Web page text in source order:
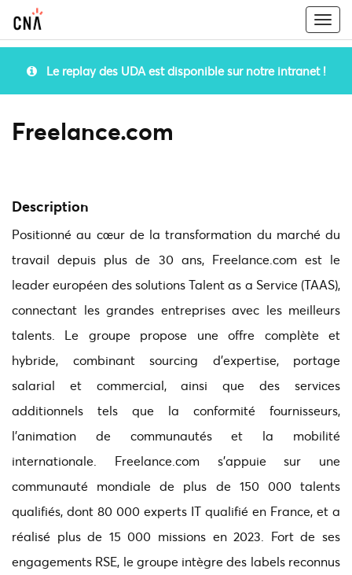
Le replay des UDA est disponible sur notre intranet !
Freelance.com
Description
Positionné au cœur de la transformation du marché du
travail depuis plus de 30 ans, Freelance.com est le
leader européen des solutions Talent as a Service (TAAS),
connectant les grandes entreprises avec les meilleurs
talents. Le groupe propose une offre complète et
hybride, combinant sourcing d’expertise, portage
salarial et commercial, ainsi que des services
additionnels tels que la conformité fournisseurs,
l’animation de communautés et la mobilité
internationale. Freelance.com s’appuie sur une
communauté mondiale de plus de 150 000 talents
qualifiés, dont 80 000 experts IT qualifié en France, et a
réalisé plus de 15 000 missions en 2023. Fort de ses
engagements RSE, le groupe intègre des labels reconnus